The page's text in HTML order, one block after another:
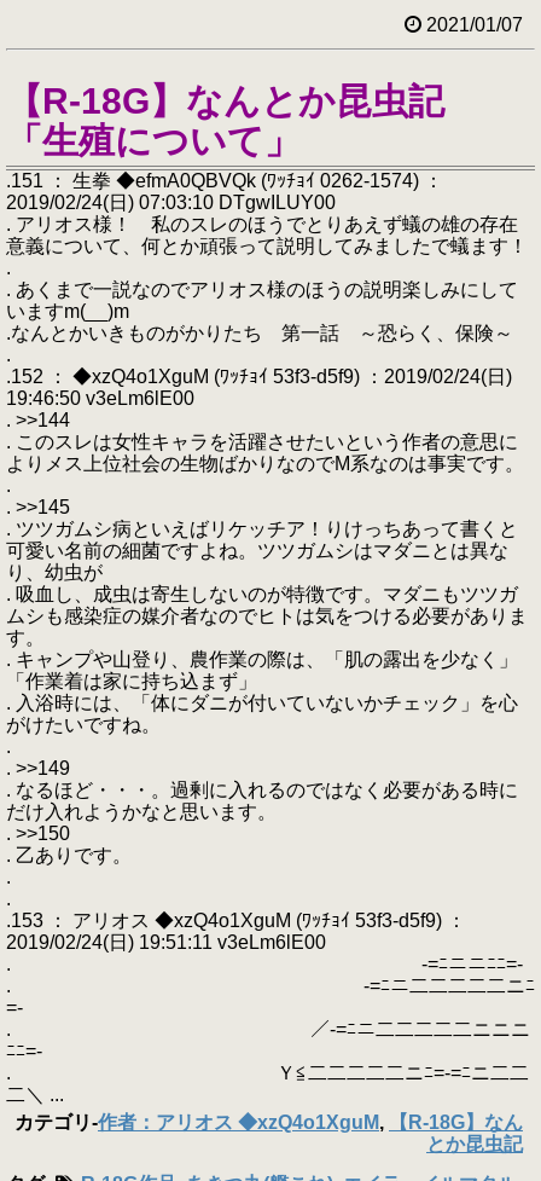
2021/01/07
【R-18G】なんとか昆虫記
「生殖について」
.151 ： 生拳 ◆efmA0QBVQk (ﾜｯﾁｮｲ 0262-1574) ：
2019/02/24(日) 07:03:10 DTgwILUY00
. アリオス様！ 私のスレのほうでとりあえず蟻の雄の存在
意義について、何とか頑張って説明してみましたで蟻ます！
.
. あくまで一説なのでアリオス様のほうの説明楽しみにして
いますm(__)m
.なんとかいきものがかりたち 第一話 ～恐らく、保険～
.
.152 ： ◆xzQ4o1XguM (ﾜｯﾁｮｲ 53f3-d5f9) ：2019/02/24(日)
19:46:50 v3eLm6lE00
. >>144
. このスレは女性キャラを活躍させたいという作者の意思に
よりメス上位社会の生物ばかりなのでM系なのは事実です。
.
. >>145
. ツツガムシ病といえばリケッチア！りけっちあって書くと
可愛い名前の細菌ですよね。ツツガムシはマダニとは異な
り、幼虫が
. 吸血し、成虫は寄生しないのが特徴です。マダニもツツガ
ムシも感染症の媒介者なのでヒトは気をつける必要がありま
す。
. キャンプや山登り、農作業の際は、「肌の露出を少なく」
「作業着は家に持ち込まず」
. 入浴時には、「体にダニが付いていないかチェック」を心
がけたいですね。
.
. >>149
. なるほど・・・。過剰に入れるのではなく必要がある時に
だけ入れようかなと思います。
. >>150
. 乙ありです。
.
.
.153 ： アリオス ◆xzQ4o1XguM (ﾜｯﾁｮｲ 53f3-d5f9) ：
2019/02/24(日) 19:51:11 v3eLm6lE00
. -=ﾆニニﾆﾆ=-
. -=ﾆニ二二二二二ニﾆ
=-
. ／-=ﾆニ二二二二二ニニニ
ﾆﾆ=-
. Ｙ≦二二二二二ニﾆ=-=ﾆニ二二
二＼ ...
カテゴリ-作者：アリオス ◆xzQ4o1XguM,
【R-18G】なん
とか昆虫記